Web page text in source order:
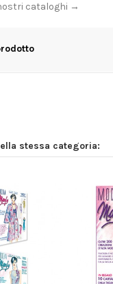
cataloghi →
stessa categoria: